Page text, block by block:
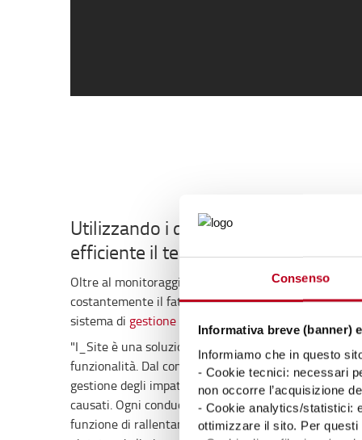
Consenso
Informativa breve (banner)
Informiamo che in questo
- Cookie tecnici: necessari
non occorre l’acquisizione
- Cookie analytics/statistici:
ottimizzare il sito. Per questi
Utilizzando i dati della flotta per
efficiente il team dei conducenti
Oltre al monitoraggio dell'utilizzo della flotta, Roman
costantemente il fattore umano, motivo per cui
sistema di gestione della flotta I_Site di Toyota
"I_Site è una soluzione eccellente e vantaggiosa.
funzionalità. Dal controllo del traffico alla ricarica
gestione degli impatti, so tutto sugli incidenti,
causati. Ogni conducente accede al sistema con il
funzione di rallentamento della macchina in caso di